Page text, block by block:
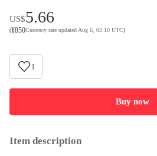
US$5.66
(¥850Currency rate updated Aug 6, 02:10 UTC)
1
Buy now
Item description